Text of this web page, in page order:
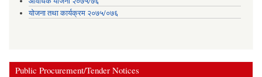
योजना तथा कार्यक्रम २०७५/०७६
Public Procurement/Tender Notices